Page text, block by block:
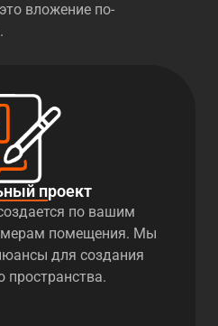
вложение по-
проект
по вашим
помещения. Мы
для создания
пространства.